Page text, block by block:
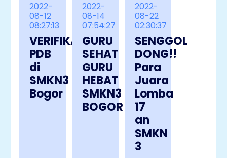
2022-
08-12
08:27:13
VERIFIKASI
PDB
di
SMKN3
Bogor
2022-
08-14
07:54:27
GURU
SEHAT
GURU
HEBAT
SMKN3
BOGOR
2022-
08-22
02:30:37
SENGGOL
DONG!!
Para
Juara
Lomba
17
an
SMKN
3